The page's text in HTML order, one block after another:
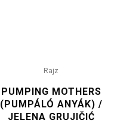
Rajz
PUMPING MOTHERS
(PUMPÁLÓ ANYÁK) /
JELENA GRUJIČIĆ